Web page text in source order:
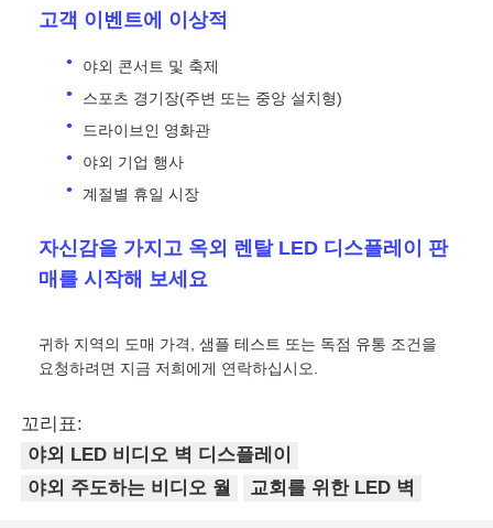
고객 이벤트에 이상적
야외 콘서트 및 축제
스포츠 경기장(주변 또는 중앙 설치형)
드라이브인 영화관
야외 기업 행사
계절별 휴일 시장
자신감을 가지고 옥외 렌탈 LED 디스플레이 판
매를 시작해 보세요
귀하 지역의 도매 가격, 샘플 테스트 또는 독점 유통 조건을
요청하려면 지금 저희에게 연락하십시오.
꼬리표:
야외 LED 비디오 벽 디스플레이
야외 주도하는 비디오 월
교회를 위한 LED 벽